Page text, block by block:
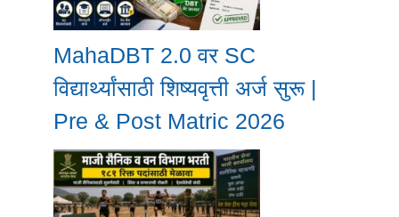
MahaDBT 2.0 वर SC
विद्यार्थ्यांसाठी शिष्यवृत्ती अर्ज सुरू |
Pre & Post Matric 2026